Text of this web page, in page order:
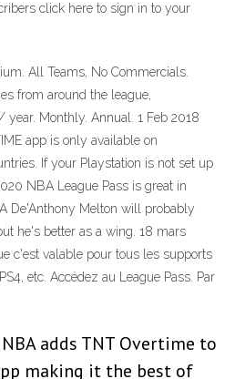
click here to sign in to your
All Teams, No Commercials.
from around the league,
year. Monthly. Annual. 1 Feb 2018
app is only available on
If your Playstation is not set up
NBA League Pass is great in
De'Anthony Melton will probably
he's better as a wing. 18 mars
c'est valable pour tous les supports
etc. Accédez au League Pass. Par
adds TNT Overtime to
making it the best of